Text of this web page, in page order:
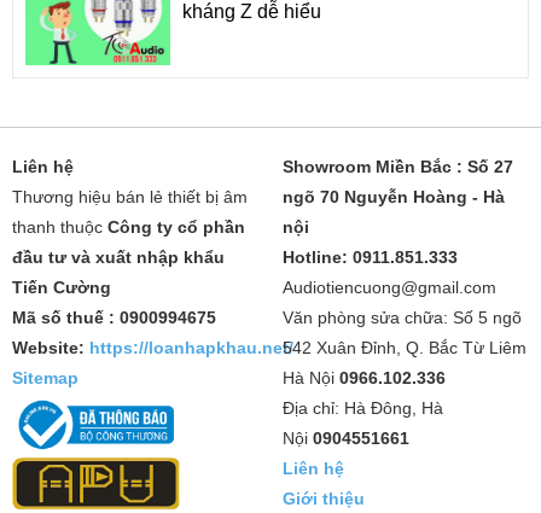
kháng Z dễ hiểu
Liên hệ
Thương hiệu bán lẻ thiết bị âm
thanh thuộc Công ty cổ phần
đầu tư và xuất nhập khẩu
Tiến Cường
Mã số thuế : 0900994675
Website: https://loanhapkhau.net/
Sitemap
Showroom Miền Bắc : Số 27
ngõ 70 Nguyễn Hoàng - Hà
nội
Hotline: 0911.851.333
Audiotiencuong@gmail.com
Văn phòng sửa chữa: Số 5 ngõ
542 Xuân Đỉnh, Q. Bắc Từ Liêm
Hà Nội 0966.102.336
Địa chỉ: Hà Đông, Hà
Nội 0904551661
Liên hệ
Giới thiệu